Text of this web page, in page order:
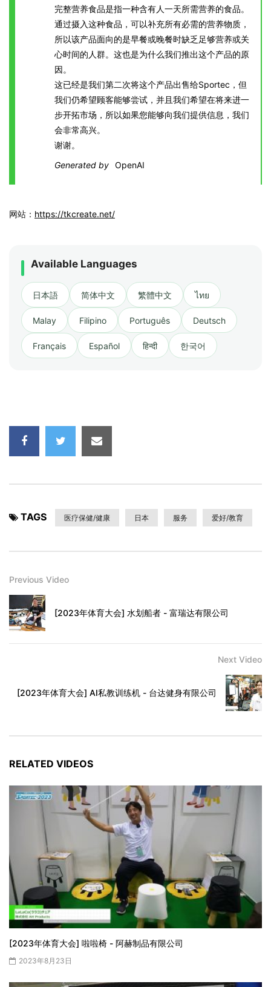
完整营养食品是指一种含有人一天所需营养的食品。
通过摄入这种食品，可以补充所有必需的营养物质，
所以该产品面向的是早餐或晚餐时缺乏足够营养或关
心时间的人群。这也是为什么我们推出这个产品的原
因。
这已经是我们第二次将这个产品出售给Sportec，但
我们仍希望顾客能够尝试，并且我们希望在将来进一
步开拓市场，所以如果您能够向我们提供信息，我们
会非常高兴。
谢谢。
Generated by OpenAI
网站： https://tkcreate.net/
Available Languages
日本語 简体中文 繁體中文 ไทย
Malay Filipino Português Deutsch
Français Español हिन्दी 한국어
TAGS 医疗保健/健康 日本 服务 爱好/教育
Previous Video
[2023年体育大会] 水划船者 - 富瑞达有限公司
Next Video
[2023年体育大会] AI私教训练机 - 台达健身有限公司
RELATED VIDEOS
[2023年体育大会] 啦啦椅 - 阿赫制品有限公司
2023年8月23日